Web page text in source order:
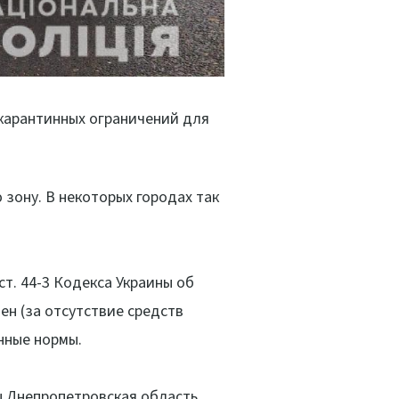
ограничений для
В некоторых городах так
44-3 Кодекса Украины об
(за отсутствие средств
нормы.